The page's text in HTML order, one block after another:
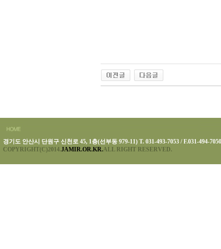
경기도 안산시 단원구 신천로 45, 1층(선부동 979-11) T. 031-493-7053 / F.031-494-7050
COPYRIGHT(C)2014.JAMIR.OR.KR.ALL RIGHT RESERVED.